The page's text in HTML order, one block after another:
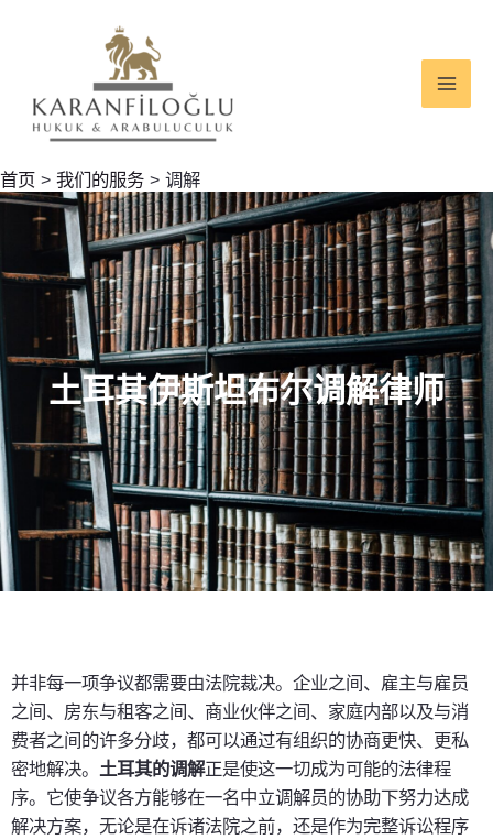
首页 我们的服务 调解
土耳其伊斯坦布尔调解律师
并非每一项争议都需要由法院裁决。企业之间、雇主与雇员
之间、房东与租客之间、商业伙伴之间、家庭内部以及与消
费者之间的许多分歧，都可以通过有组织的协商更快、更私
密地解决。
土耳其的调解正是使这一切成为可能的法律程
序。它使争议各方能够在一名中立调解员的协助下努力达成
解决方案，无论是在诉诸法院之前，还是作为完整诉讼程序